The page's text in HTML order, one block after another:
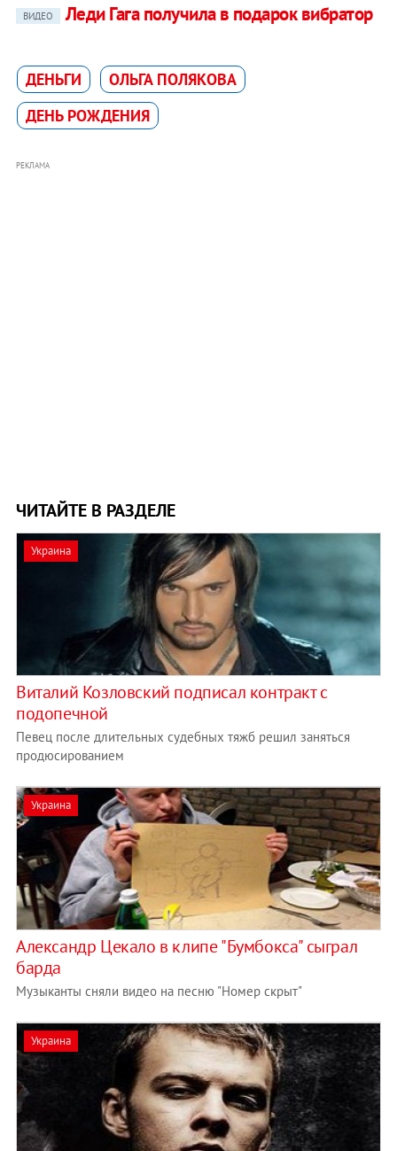
ВИДЕО
Леди Гага получила в подарок вибратор
ДЕНЬГИ
ОЛЬГА ПОЛЯКОВА
ДЕНЬ РОЖДЕНИЯ
РЕКЛАМА
ЧИТАЙТЕ В РАЗДЕЛЕ
Украина
Виталий Козловский подписал контракт с
подопечной
Певец после длительных судебных тяжб решил заняться
продюсированием
Украина
Александр Цекало в клипе "Бумбокса" сыграл
барда
Музыканты сняли видео на песню "Номер скрыт"
Украина